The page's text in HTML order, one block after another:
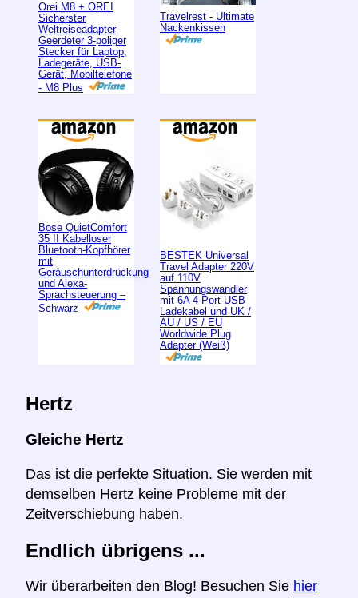
Orei M8 + OREI
Sicherster
Weltreiseadapter
Geerdeter 3-poliger
Stecker für Laptop,
Ladegeräte, USB-
Gerät, Mobiltelefone
- M8 Plus
Travelrest - Ultimate
Nackenkissen
Bose QuietComfort
35 II Kabelloser
Bluetooth-Kopfhörer
mit
Geräuschunterdrückung
und Alexa-
Sprachsteuerung –
Schwarz
BESTEK Universal
Travel Adapter 220V
auf 110V
Spannungswandler
mit 6A 4-Port USB
Ladekabel und UK /
AU / US / EU
Worldwide Plug
Adapter (Weiß)
Hertz
Gleiche Hertz
Das ist die perfekte Situation. Sie werden mit
demselben Hertz keine Probleme mit der
Zeitverschiebung haben.
Endlich übrigens ...
Wir überarbeiten den Blog! Besuchen Sie hier